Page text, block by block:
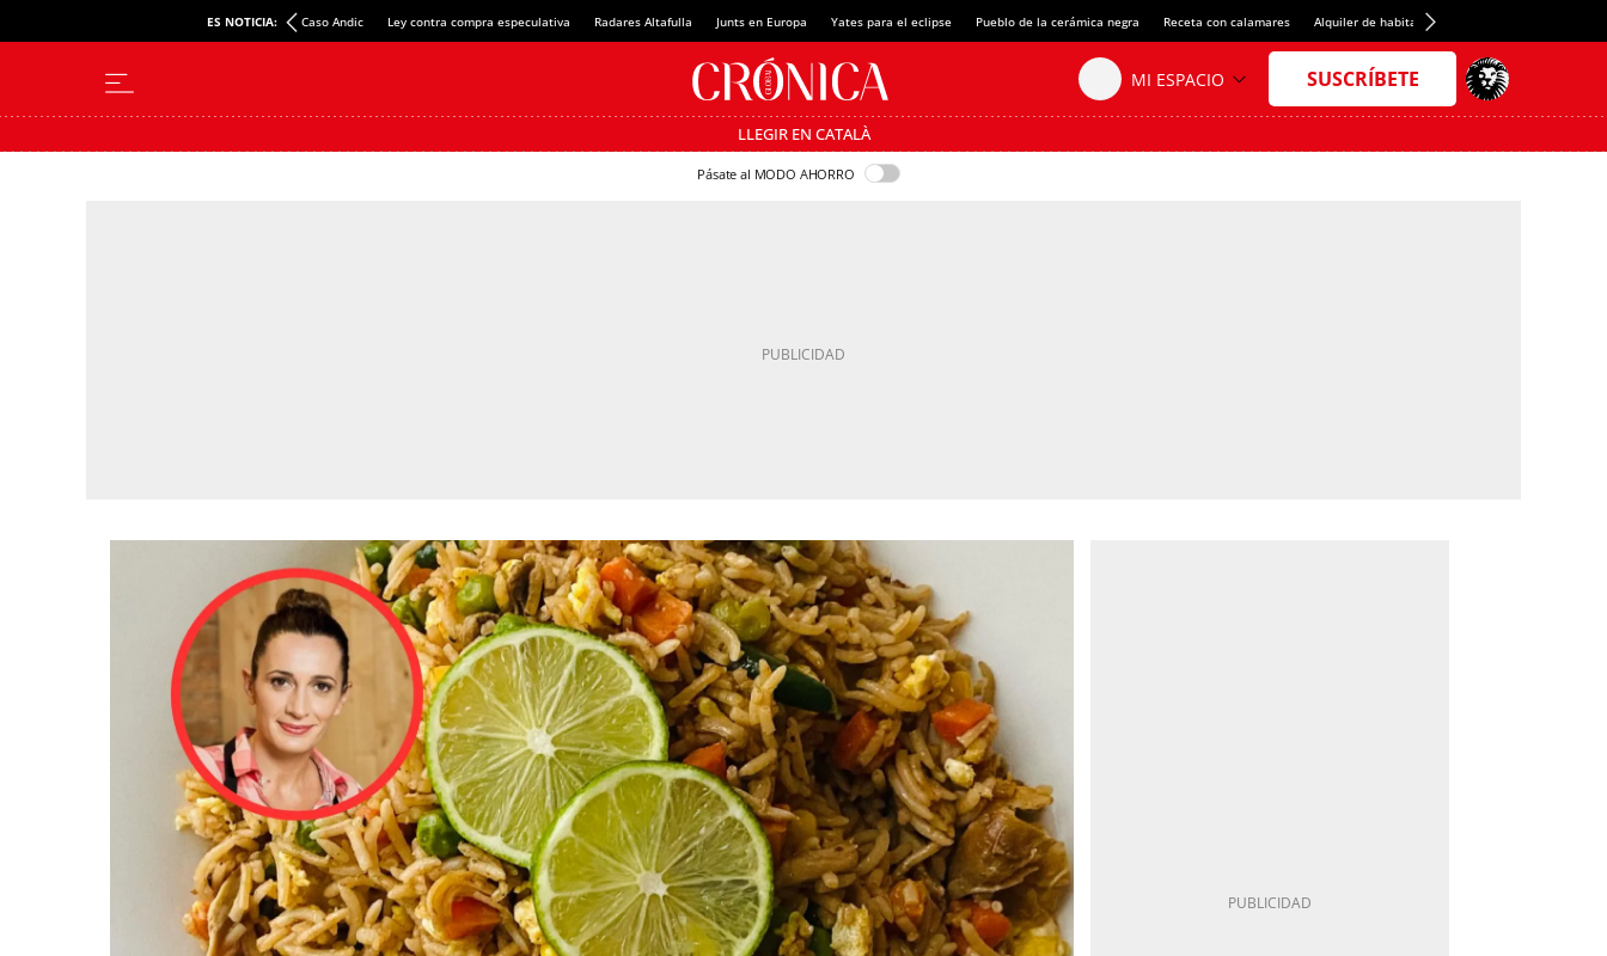
ES NOTICIA: Caso Andic Ley contra compra especulativa Radares Altafulla Junts en Europa Yates para el eclipse Pueblo de la cerámica negra Receta con calamares Alquiler de habitaciones en España
LLEGIR EN CATALÀ
Pásate al MODO AHORRO